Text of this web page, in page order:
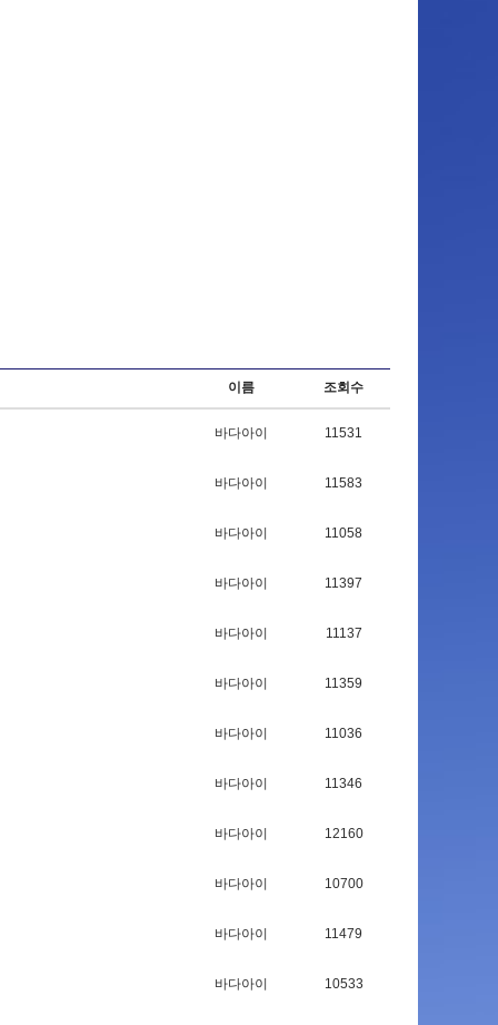
이름 조회수
바다아이 11531
바다아이 11583
바다아이 11058
바다아이 11397
바다아이 11137
바다아이 11359
바다아이 11036
바다아이 11346
바다아이 12160
바다아이 10700
바다아이 11479
바다아이 10533